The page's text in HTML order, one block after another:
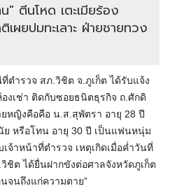
" ตีนโหด เตะเมียร้อง
ยปมทะเลาะ ฝ่ายชายทวง
ตำรวจ สภ.วิชิต จ.ภูเก็ต ได้รับแจ้ง
งเช่า ติดกับซอยธนิตธุรกิจ ถ.ศักดิ
หญิงคือคือ น.ส.สุพัตรา อายุ 28 ปี
ย หรือโทน อายุ 30 ปี เป็นแฟนหนุ่ม
จ้าหน้าที่ตำรวจ เหตุเกิดเมื่อค่ำวันที่
ชิต ได้ยื่นฝากขังต่อศาลจังหวัดภูเก็ต
จนถึงแก่ความตาย”